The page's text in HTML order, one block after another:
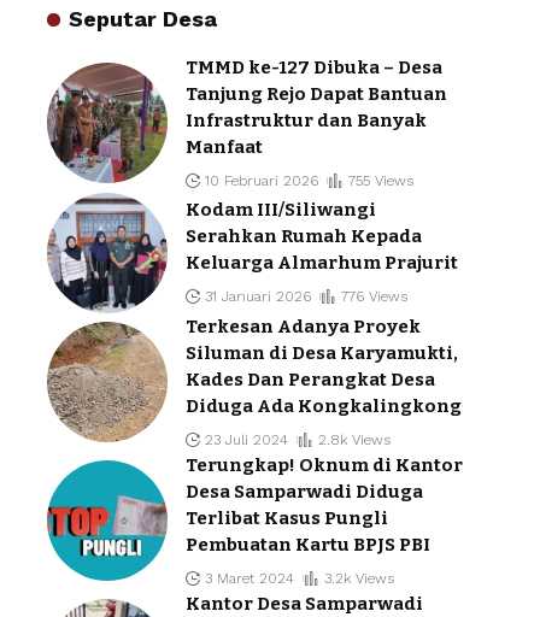
Seputar Desa
TMMD ke-127 Dibuka – Desa
Tanjung Rejo Dapat Bantuan
Infrastruktur dan Banyak
Manfaat
10 Februari 2026 755 Views
Kodam III/Siliwangi
Serahkan Rumah Kepada
Keluarga Almarhum Prajurit
31 Januari 2026 776 Views
Terkesan Adanya Proyek
Siluman di Desa Karyamukti,
Kades Dan Perangkat Desa
Diduga Ada Kongkalingkong
23 Juli 2024 2.8k Views
Terungkap! Oknum di Kantor
Desa Samparwadi Diduga
Terlibat Kasus Pungli
Pembuatan Kartu BPJS PBI
3 Maret 2024 3.2k Views
Kantor Desa Samparwadi